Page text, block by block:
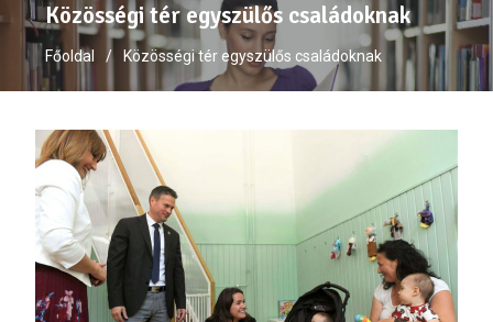
Közösségi tér egyszülős családoknak
Főoldal Közösségi tér egyszülős családoknak